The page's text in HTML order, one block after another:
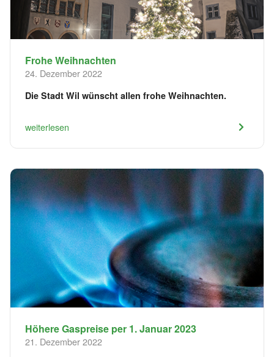
Frohe Weihnachten
24. Dezember 2022
Die Stadt Wil wünscht allen frohe Weihnachten.
weiterlesen
Höhere Gaspreise per 1. Januar 2023
21. Dezember 2022